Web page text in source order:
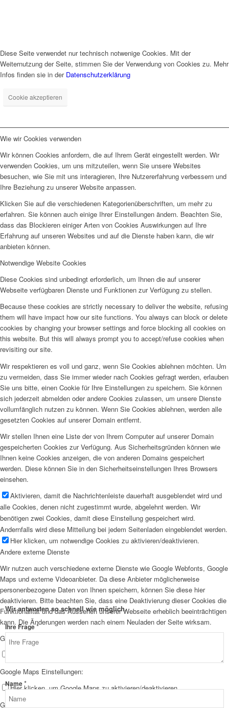
Diese Seite verwendet nur technisch notwenige Cookies. Mit der
Weiternutzung der Seite, stimmen Sie der Verwendung von Cookies zu. Mehr
Infos finden sie in der Datenschutzerklärung
Cookie akzeptieren
Wie wir Cookies verwenden
Wir können Cookies anfordern, die auf Ihrem Gerät eingestellt werden. Wir
verwenden Cookies, um uns mitzuteilen, wenn Sie unsere Websites
besuchen, wie Sie mit uns interagieren, Ihre Nutzererfahrung verbessern und
Ihre Beziehung zu unserer Website anpassen.
Klicken Sie auf die verschiedenen Kategorienüberschriften, um mehr zu
erfahren. Sie können auch einige Ihrer Einstellungen ändern. Beachten Sie,
dass das Blockieren einiger Arten von Cookies Auswirkungen auf Ihre
Erfahrung auf unseren Websites und auf die Dienste haben kann, die wir
anbieten können.
Notwendige Website Cookies
Diese Cookies sind unbedingt erforderlich, um Ihnen die auf unserer
Webseite verfügbaren Dienste und Funktionen zur Verfügung zu stellen.
Because these cookies are strictly necessary to deliver the website, refusing
them will have impact how our site functions. You always can block or delete
cookies by changing your browser settings and force blocking all cookies on
this website. But this will always prompt you to accept/refuse cookies when
revisiting our site.
Wir respektieren es voll und ganz, wenn Sie Cookies ablehnen möchten. Um
zu vermeiden, dass Sie immer wieder nach Cookies gefragt werden, erlauben
Sie uns bitte, einen Cookie für Ihre Einstellungen zu speichern. Sie können
sich jederzeit abmelden oder andere Cookies zulassen, um unsere Dienste
vollumfänglich nutzen zu können. Wenn Sie Cookies ablehnen, werden alle
gesetzten Cookies auf unserer Domain entfernt.
Wir stellen Ihnen eine Liste der von Ihrem Computer auf unserer Domain
gespeicherten Cookies zur Verfügung. Aus Sicherheitsgründen können wie
Ihnen keine Cookies anzeigen, die von anderen Domains gespeichert
werden. Diese können Sie in den Sicherheitseinstellungen Ihres Browsers
einsehen.
Aktivieren, damit die Nachrichtenleiste dauerhaft ausgeblendet wird und
alle Cookies, denen nicht zugestimmt wurde, abgelehnt werden. Wir
benötigen zwei Cookies, damit diese Einstellung gespeichert wird.
Andernfalls wird diese Mitteilung bei jedem Seitenladen eingeblendet werden.
Hier klicken, um notwendige Cookies zu aktivieren/deaktivieren.
Andere externe Dienste
Wir nutzen auch verschiedene externe Dienste wie Google Webfonts, Google
Maps und externe Videoanbieter. Da diese Anbieter möglicherweise
personenbezogene Daten von Ihnen speichern, können Sie diese hier
deaktivieren. Bitte beachten Sie, dass eine Deaktivierung dieser Cookies die
Funktionalität und das Aussehen unserer Webseite erheblich beeinträchtigen
kann. Die Änderungen werden nach einem Neuladen der Seite wirksam.
Google Webfont Einstellungen:
Google Maps Einstellungen:
Hier klicken, um Google Maps zu aktivieren/deaktivieren.
Google reCaptcha Einstellungen:
Wir antworten so schnell wie möglich.
Ihre Frage*
Name*